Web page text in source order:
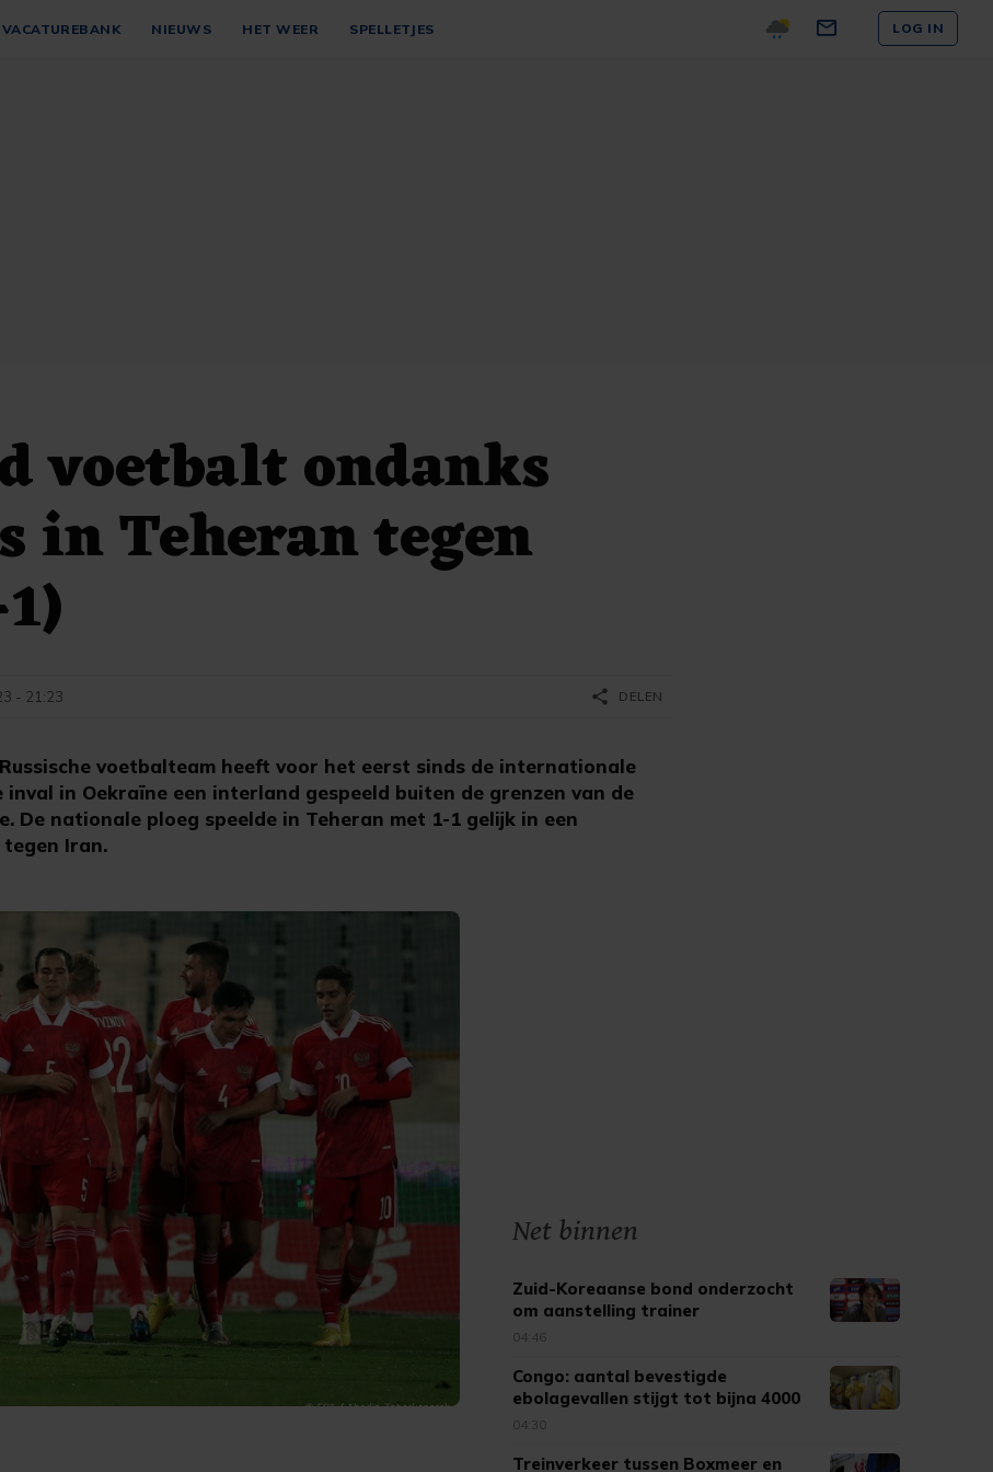
VACATUREBANK NIEUWS HET WEER SPELLETJES LOG IN
voetbalt ondanks
in Teheran tegen
Russische voetbalteam heeft voor het eerst sinds de internationale
in Oekraïne een interland gespeeld buiten de grenzen van de
De nationale ploeg speelde in Teheran met 1-1 gelijk in een
Iran.
- 21:23 share DELEN
Net binnen
Zuid-Koreaanse bond onderzocht
om aanstelling trainer
04:46
Congo: aantal bevestigde
ebolagevallen stijgt tot bijna 4000
04:30
Treinverkeer tussen Boxmeer en